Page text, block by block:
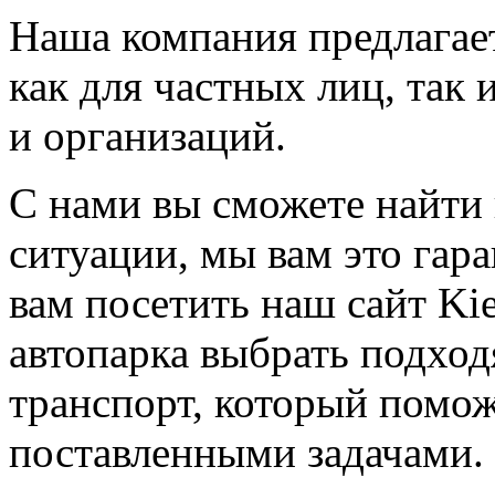
Наша компания
как для частных лиц,
и организаций.
С нами вы сможете
ситуации, мы вам это
вам посетить наш сайт
автопарка выбрать
транспорт, который
поставленными задачами.